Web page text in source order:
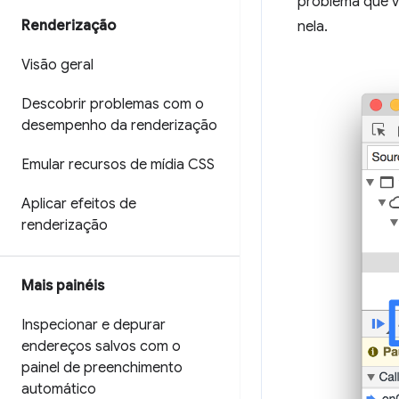
Renderização
Visão geral
Descobrir problemas com o
desempenho da renderização
Emular recursos de mídia CSS
Aplicar efeitos de
renderização
Mais painéis
Inspecionar e depurar
endereços salvos com o
painel de preenchimento
automático
nela.